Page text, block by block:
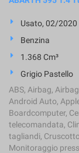
Usato, 02/2020
Benzina
1.368 Cm³
Grigio Pastello
ABS, Airbag,
Android Auto,
Boardcomputer,
telecomandata,
tagliandi,
Monitoraggio